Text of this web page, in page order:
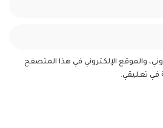
والموقع الإلكتروني في هذا المتصفح
في تعليقي.